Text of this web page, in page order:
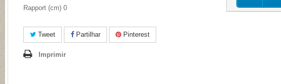
Rapport (cm) 0
Tweet Partilhar Pinterest
Imprimir